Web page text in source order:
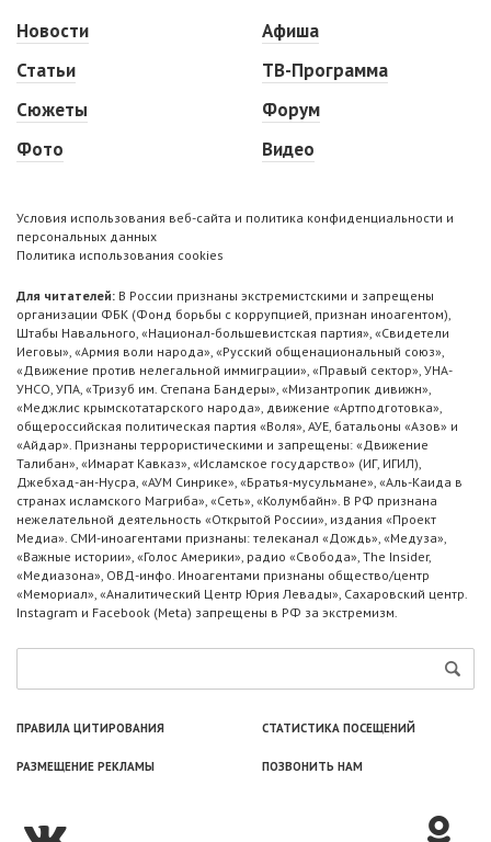
Новости
Статьи
Сюжеты
Фото
Афиша
ТВ-Программа
Форум
Видео
Условия использования веб-сайта и политика конфиденциальности и
персональных данных
Политика использования cookies
Для читателей: В России признаны экстремистскими и запрещены
организации ФБК (Фонд борьбы с коррупцией, признан иноагентом),
Штабы Навального, «Национал-большевистская партия», «Свидетели
Иеговы», «Армия воли народа», «Русский общенациональный союз»,
«Движение против нелегальной иммиграции», «Правый сектор», УНА-
УНСО, УПА, «Тризуб им. Степана Бандеры», «Мизантропик дивижн»,
«Меджлис крымскотатарского народа», движение «Артподготовка»,
общероссийская политическая партия «Воля», АУЕ, батальоны «Азов» и
«Айдар». Признаны террористическими и запрещены: «Движение
Талибан», «Имарат Кавказ», «Исламское государство» (ИГ, ИГИЛ),
Джебхад-ан-Нусра, «АУМ Синрике», «Братья-мусульмане», «Аль-Каида в
странах исламского Магриба», «Сеть», «Колумбайн». В РФ признана
нежелательной деятельность «Открытой России», издания «Проект
Медиа». СМИ-иноагентами признаны: телеканал «Дождь», «Медуза»,
«Важные истории», «Голос Америки», радио «Свобода», The Insider,
«Медиазона», ОВД-инфо. Иноагентами признаны общество/центр
«Мемориал», «Аналитический Центр Юрия Левады», Сахаровский центр.
Instagram и Facebook (Metа) запрещены в РФ за экстремизм.
ПРАВИЛА ЦИТИРОВАНИЯ СТАТИСТИКА ПОСЕЩЕНИЙ
РАЗМЕЩЕНИЕ РЕКЛАМЫ ПОЗВОНИТЬ НАМ